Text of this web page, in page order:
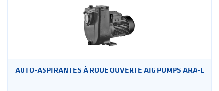
AUTO-ASPIRANTES À ROUE OUVERTE AIG PUMPS ARA-L